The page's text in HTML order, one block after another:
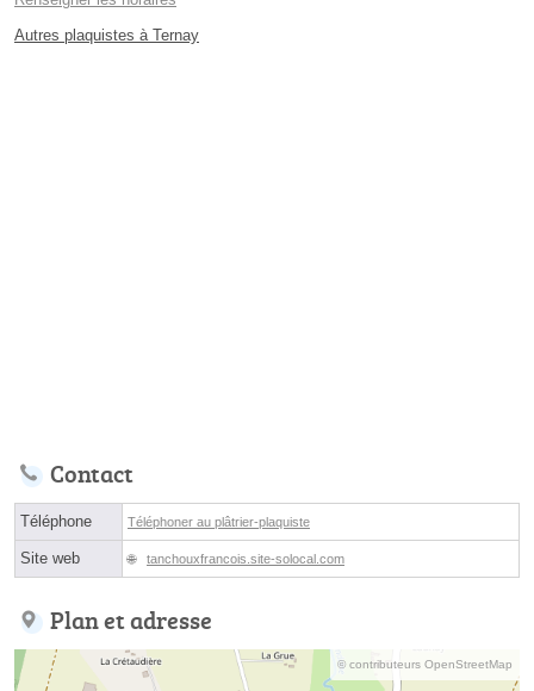
Autres plaquistes à Ternay
Contact
Téléphone Téléphoner au plâtrier-plaquiste
Site web tanchouxfrancois.site-solocal.com
Plan et adresse
© contributeurs OpenStreetMap